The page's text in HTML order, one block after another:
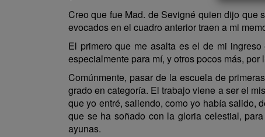
Creo que fue Mad. de Sevigné quien dijo que
evocados en el cuadro anterior traen a mi
El primero que me asalta es el de mi
especialmente para mí, y otros pocos más,
Comúnmente, pasar de la escuela de
grado en categoría. El trabajo viene a ser el
que yo entré, saliendo, como yo había salido,
que se ha soñado con la gloria celestial,
ayunas.